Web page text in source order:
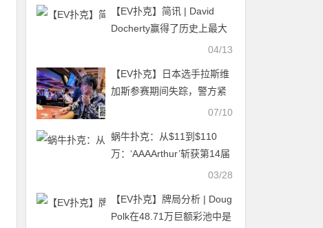
【EV扑克】简讯 | David
Docherty赢得了历史上最大
的爱尔兰扑克公开赛主赛事
04/13
【EV扑克】日本选手拉斯维
加斯参赛期间失踪，警方紧
07/10
蜗牛扑克：从$11到$110
万：‘AAAArthur’斩获第14届
03/28
【EV扑克】牌局分析 | Doug
Polk在48.71万巨额彩池中是